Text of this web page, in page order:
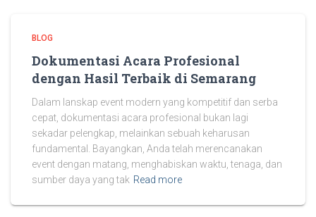
BLOG
Dokumentasi Acara Profesional
dengan Hasil Terbaik di Semarang
Dalam lanskap event modern yang kompetitif dan serba
cepat, dokumentasi acara profesional bukan lagi
sekadar pelengkap, melainkan sebuah keharusan
fundamental. Bayangkan, Anda telah merencanakan
event dengan matang, menghabiskan waktu, tenaga, dan
sumber daya yang tak Read more